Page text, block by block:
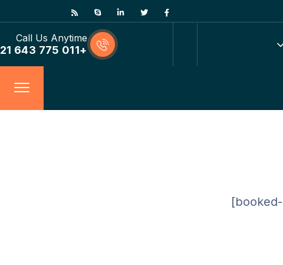
Call Us Anytime
+011 775 643 21